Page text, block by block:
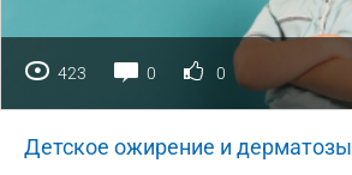
423 0 0
Детское ожирение и дерматозы